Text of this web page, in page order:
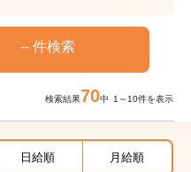
検索結果70中 1～10件を表示
日給順 月給順